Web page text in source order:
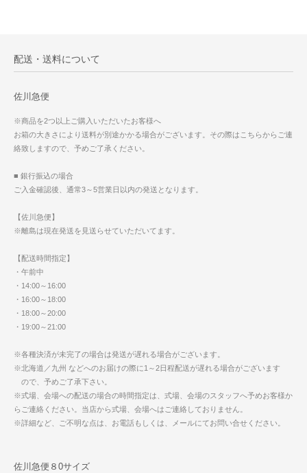
配送・送料について
佐川急便
※商品を2つ以上ご購入いただいたお客様へ
お箱の大きさにより送料が別途かかる場合がございます。その際はこちらからご連
絡致しますので、予めご了承ください。
■ 銀行振込の場合
ご入金確認後、通常3～5営業日以内の発送となります。
【佐川急便】
※離島は現在発送を見送らせていただいてます。
【配送時間指定】
・午前中
・14:00～16:00
・16:00～18:00
・18:00～20:00
・19:00～21:00
※各種決済が未完了の場合は発送が遅れる場合がございます。
※北海道／九州 などへのお届けの際に1～2日程配送が遅れる場合がございます
ので、予めご了承下さい。
※式場、会場への配送の場合の時間指定は、式場、会場のスタッフへ予めお客様か
らご連絡ください。当店から式場、会場へはご連絡しておりません。
※詳細など、ご不明な点は、お電話もしくは、メールにてお問い合せください。
佐川急便８0サイズ